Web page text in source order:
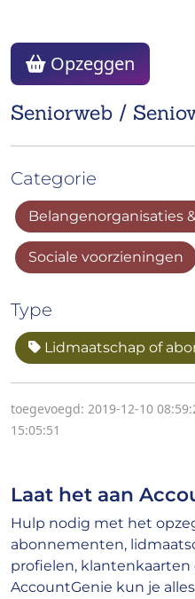
Seniorweb /
Opzeggen
Categorie
Belangenorganisaties
Sociale voorzieningen
Type
Lidmaatschap of
toegevoegd: 2019-12-10
15:05:51
Laat het aan
Hulp nodig met het
abonnementen,
profielen,
AccountGenie kun je